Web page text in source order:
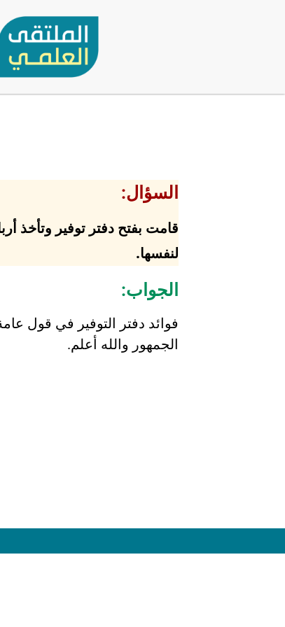
السؤال:
قامت بفتح دفتر توفير وتأخذ
لنفسها.
الجواب:
فوائد دفتر التوفير في قول
الجمهور والله أعلم.